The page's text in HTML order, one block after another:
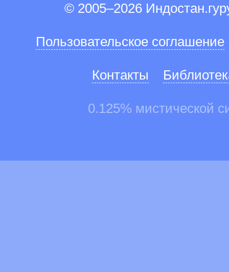
© 2005–2026
Пользовательское соглашение
Контакты
0.125% мистической